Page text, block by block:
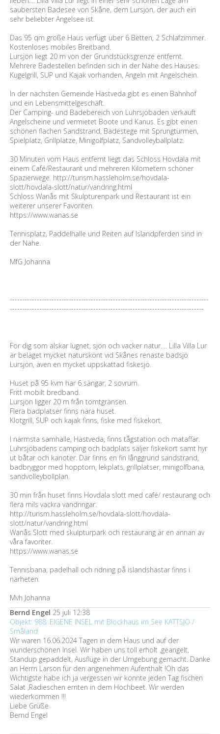
saubersten Badesee von Skåne, dem Lursjön, der auch ein
sehr beliebter Angelsee ist.
Das 95 qm große Haus verfügt über 6 Betten, 2 Schlafzimmer.
Kostenloses mobiles Breitband.
Lursjön liegt 20 m von der Grundstücksgrenze entfernt.
Mehrere Badestellen befinden sich in der Nähe des Hauses.
Kugelgrill, SUP und Kajak vorhanden, Angeln mit Angelschein.
In der nächsten Gemeinde Hästveda gibt es einen Bahnhof
und ein Lebensmittelgeschäft.
Der Camping- und Badebereich von Luhrsjöbaden verkauft
Angelscheine und vermietet Boote und Kanus. Es gibt einen
schönen flachen Sandstrand, Badestege mit Sprungtürmen,
Spielplatz, Grillplätze, Minigolfplatz, Sandvolleyballplatz.
30 Minuten vom Haus entfernt liegt das Schloss Hovdala mit
einem Café/Restaurant und mehreren Kilometern schöner
Spazierwege. http://turism.hassleholm.se/hovdala-
slott/hovdala-slott/natur/vandring.html
Schloss Wanås mit Skulpturenpark und Restaurant ist ein
weiterer unserer Favoriten.
https://www.wanas.se
Tennisplatz, Paddelhalle und Reiten auf Islandpferden sind in
der Nähe.
MfG Johanna
---------------------------------------------------------------------------------
-------------------------------------------------------------------------------
För dig som älskar lugnet, sjön och vacker natur…. Lilla Villa Lur
är beläget mycket naturskönt vid Skånes renaste badsjö
Lursjön, även en mycket uppskattad fiskesjö.
Huset på 95 kvm har 6 sängar, 2 sovrum.
Fritt mobilt bredband.
Lursjön ligger 20 m från tomtgränsen.
Flera badplatser finns nära huset.
Klotgrill, SUP och kajak finns, fiske med fiskekort.
I närmsta samhälle, Hästveda, finns tågstation och mataffär.
Luhrsjöbadens camping och badplats säljer fiskekort samt hyr
ut båtar och kanoter. Där finns en fin långgrund sandstrand,
badbryggor med hopptorn, lekplats, grillplatser, minigolfbana,
sandvolleybollplan.
30 min från huset finns Hovdala slott med café/ restaurang och
flera mils vackra vandringar.
http://turism.hassleholm.se/hovdala-slott/hovdala-
slott/natur/vandring.html
Wanås Slott med skulpturpark och restaurang är en annan av
våra favoriter.
https://www.wanas.se
Tennisbana, padelhall och ridning på islandshästar finns i
närheten.
Mvh Johanna
Bernd Engel 25 juli 12:38
Objekt: 988: EIGENE INSEL mit Blockhaus im See KATTSJÖ /
Småland
Wir waren 16.06.2024 Tagen in dem Haus und auf der
wunderschönen Insel. Wir haben uns toll erholt ,geangelt,
Standup gepaddelt, Ausflüge in der Umgebung gemacht. Danke
an Herrn Larson für den angenehmen Aufenthalt !Oh das
Wichtigste habe ich ja vergessen wir konnte jeden Tag fischen
Salat ,Radieschen ernten in dem Hochbeet. Wir werden
wiederkommen !!!
Liebe Grüße
Bernd Engel